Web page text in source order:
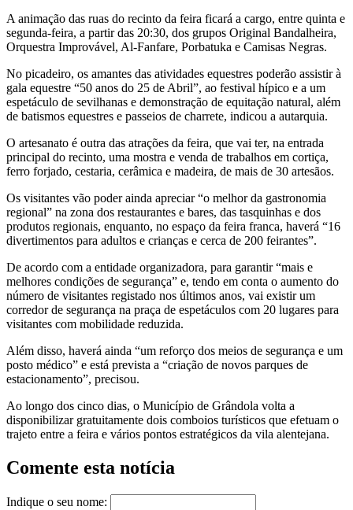
A animação das ruas do recinto da feira ficará a cargo, entre quinta e
segunda-feira, a partir das 20:30, dos grupos Original Bandalheira,
Orquestra Improvável, Al-Fanfare, Porbatuka e Camisas Negras.
No picadeiro, os amantes das atividades equestres poderão assistir à
gala equestre “50 anos do 25 de Abril”, ao festival hípico e a um
espetáculo de sevilhanas e demonstração de equitação natural, além
de batismos equestres e passeios de charrete, indicou a autarquia.
O artesanato é outra das atrações da feira, que vai ter, na entrada
principal do recinto, uma mostra e venda de trabalhos em cortiça,
ferro forjado, cestaria, cerâmica e madeira, de mais de 30 artesãos.
Os visitantes vão poder ainda apreciar “o melhor da gastronomia
regional” na zona dos restaurantes e bares, das tasquinhas e dos
produtos regionais, enquanto, no espaço da feira franca, haverá “16
divertimentos para adultos e crianças e cerca de 200 feirantes”.
De acordo com a entidade organizadora, para garantir “mais e
melhores condições de segurança” e, tendo em conta o aumento do
número de visitantes registado nos últimos anos, vai existir um
corredor de segurança na praça de espetáculos com 20 lugares para
visitantes com mobilidade reduzida.
Além disso, haverá ainda “um reforço dos meios de segurança e um
posto médico” e está prevista a “criação de novos parques de
estacionamento”, precisou.
Ao longo dos cinco dias, o Município de Grândola volta a
disponibilizar gratuitamente dois comboios turísticos que efetuam o
trajeto entre a feira e vários pontos estratégicos da vila alentejana.
Comente esta notícia
Indique o seu nome: